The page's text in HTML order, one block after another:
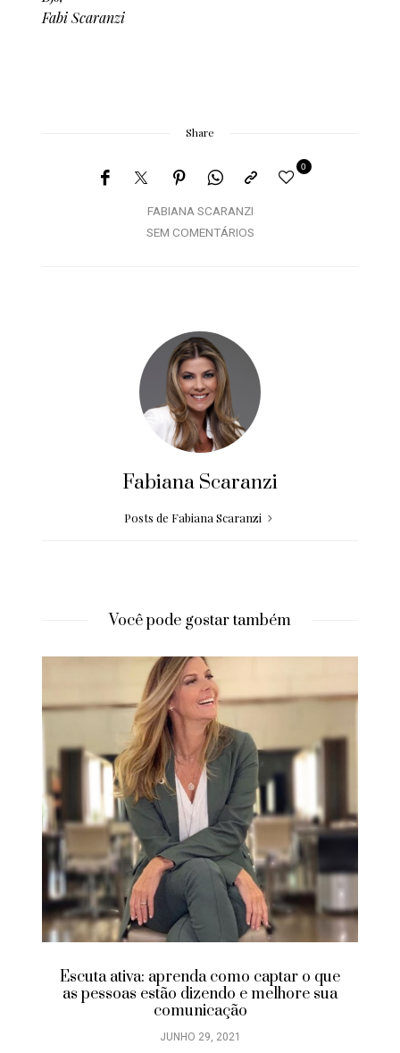
Fabi Scaranzi
Share
FABIANA SCARANZI
0
SEM COMENTÁRIOS
Fabiana Scaranzi
Posts de Fabiana Scaranzi
Você pode gostar também
Escuta ativa: aprenda como captar o que
as pessoas estão dizendo e melhore sua
comunicação
JUNHO 29, 2021